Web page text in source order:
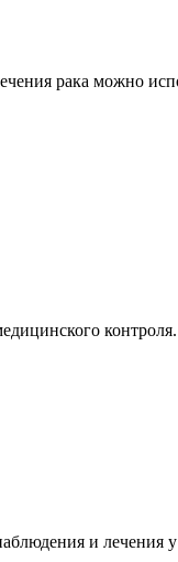
рака можно
и лечения